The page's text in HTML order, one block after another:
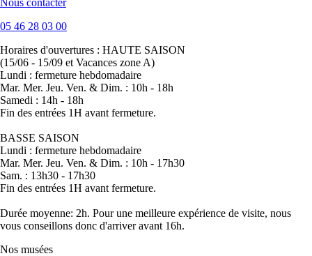
Nous contacter
05 46 28 03 00
Horaires d'ouvertures : HAUTE SAISON
(15/06 - 15/09 et Vacances zone A)
Lundi : fermeture hebdomadaire
Mar. Mer. Jeu. Ven. & Dim. : 10h - 18h
Samedi : 14h - 18h
Fin des entrées 1H avant fermeture.
BASSE SAISON
Lundi : fermeture hebdomadaire
Mar. Mer. Jeu. Ven. & Dim. : 10h - 17h30
Sam. : 13h30 - 17h30
Fin des entrées 1H avant fermeture.
Durée moyenne: 2h. Pour une meilleure expérience de visite, nous
vous conseillons donc d'arriver avant 16h.
Nos musées